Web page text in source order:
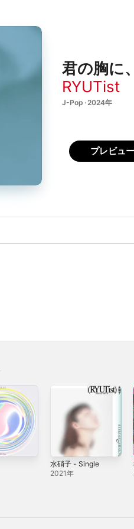
君の胸に
RYUTist
J-Pop · 2024年
プレビュー
水硝子 - Single
2021年